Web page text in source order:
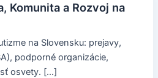
Komunita a Rozvoj na
na Slovensku: prejavy,
podporné organizácie,
osvety. […]